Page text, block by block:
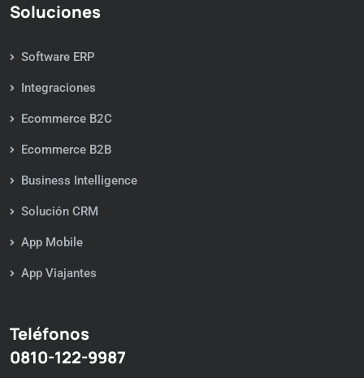
Soluciones
Software ERP
Integraciones
Ecommerce B2C
Ecommerce B2B
Business Intelligence
Solución CRM
App Mobile
App Viajantes
Teléfonos
0810-122-9987